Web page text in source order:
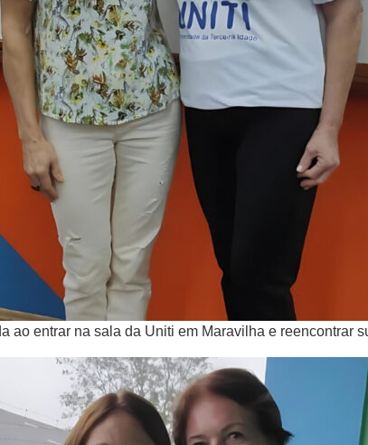
ao entrar na sala da Uniti em Maravilha e reencontrar